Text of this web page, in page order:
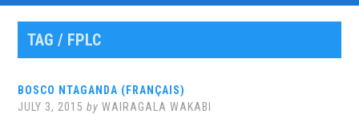
TAG / FPLC
BOSCO NTAGANDA (FRANÇAIS)
JULY 3, 2015 byWAIRAGALA WAKABI